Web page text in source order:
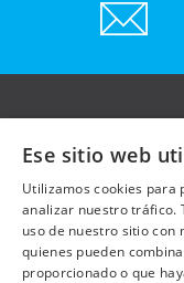
OTRAS PÁGINAS
Contacto
Preguntas frecuentes
Ese sitio web
Utilizamos cookies para
analizar nuestro tráfico.
uso de nuestro sitio con
quienes pueden
proporcionado o que